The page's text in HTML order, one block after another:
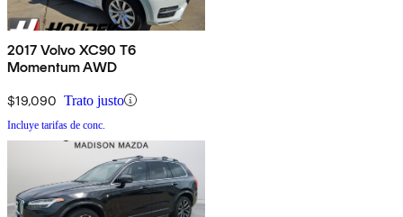
2017 Volvo XC90 T6
Momentum AWD
$19,090 Trato justo
Incluye tarifas de conc.